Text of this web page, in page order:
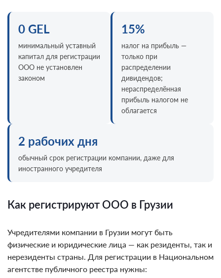
0 GEL
минимальный уставный
капитал для регистрации
ООО не установлен
законом
15%
налог на прибыль —
только при
распределении
дивидендов;
нераспределённая
прибыль налогом не
облагается
2 рабочих дня
обычный срок регистрации компании, даже для
иностранного учредителя
Как регистрируют ООО в Грузии
Учредителями компании в Грузии могут быть
физические и юридические лица — как резиденты, так и
нерезиденты страны. Для регистрации в Национальном
агентстве публичного реестра нужны: